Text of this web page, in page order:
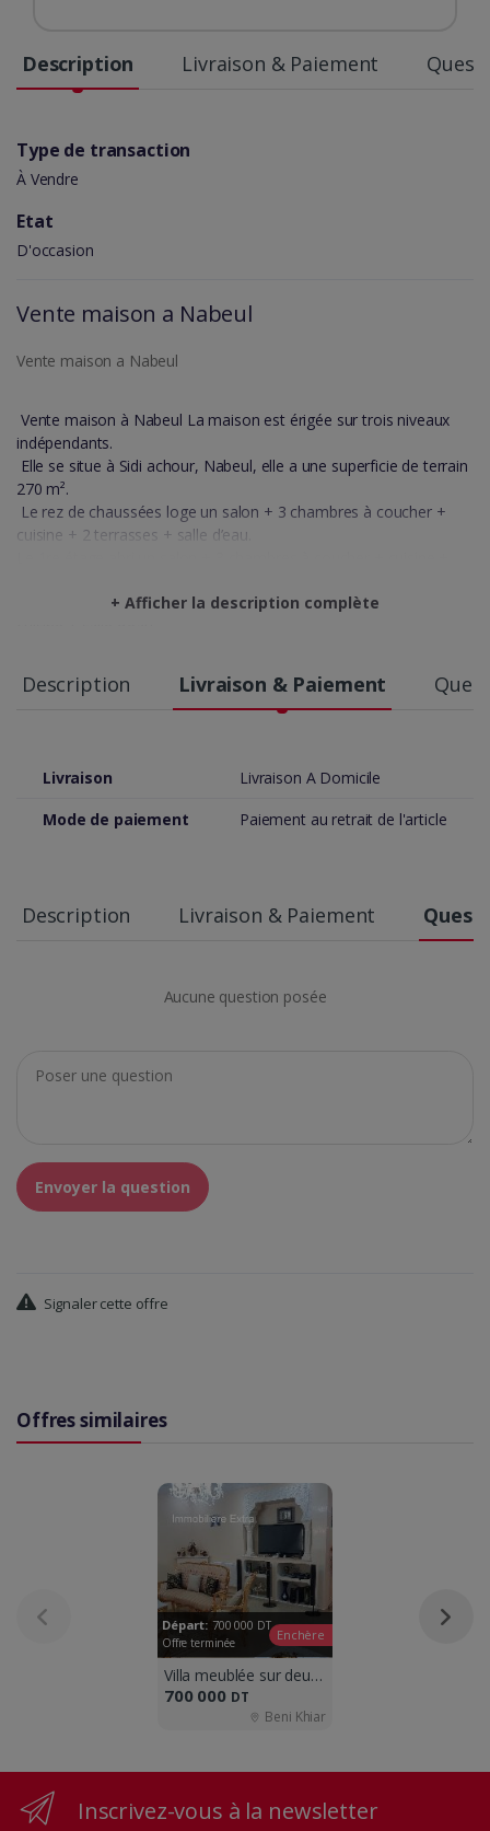
Description Livraison & Paiement
Type de transaction
À Vendre
Etat
D'occasion
Vente maison a Nabeul
Vente maison a Nabeul
Vente maison à Nabeul La maison est érigée sur trois niveaux
indépendants.
Elle se situe à Sidi achour, Nabeul, elle a une superficie de terrain
270 m².
Le rez de chaussées loge un salon + 3 chambres à coucher +
cuisine + 2 terrasses + salle d’eau.
Le 2e étage se compose de salon + 2 chambres à coucher +
Situation juridique : titre foncier
Prix : 600 000 dt
+ Afficher la description complète
Description Livraison & Paiement
Livraison
Livraison A Domicile
Mode de paiement
Paiement au retrait de l'article
Description Livraison & Paiement
Aucune question posée
Envoyer la question
Signaler cette offre
Offres similaires
Départ: 700 000 DT
Offre terminée
Enchère
Villa meublée sur deux niveaux à Beni Kh
700 000 DT
Beni Khiar
Inscrivez-vous à la newsletter